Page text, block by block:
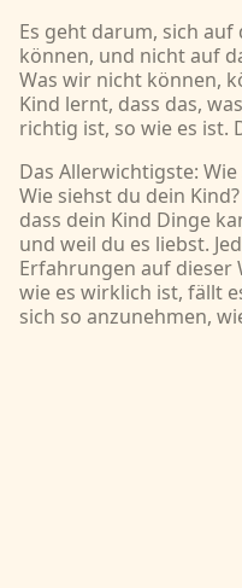
Es geht darum, sich
können, und nicht auf
Was wir nicht können,
Kind lernt, dass das,
richtig ist, so wie es ist.
Das Allerwichtigste:
Wie siehst du dein
dass dein Kind Dinge
und weil du es liebst.
Erfahrungen auf dieser
wie es wirklich ist, fällt
sich so anzunehmen,